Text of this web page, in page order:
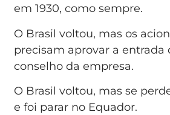
em 1930, como sempre.
O Brasil voltou, mas os
precisam aprovar a entrada
conselho da empresa.
O Brasil voltou, mas se
e foi parar no Equador.